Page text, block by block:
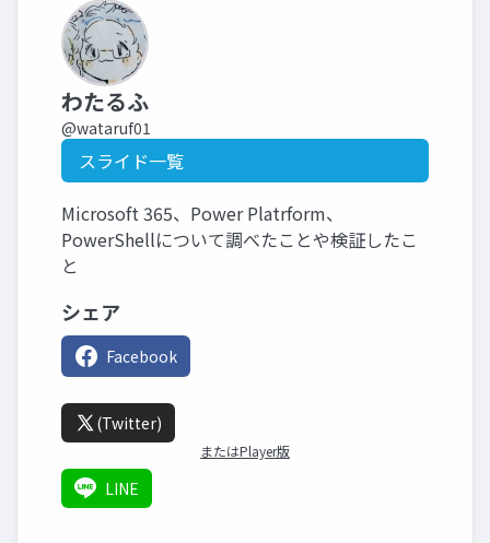
わたるふ
@wataruf01
スライド一覧
Microsoft 365、Power Platrform、
PowerShellについて調べたことや検証したこ
と
シェア
Facebook
(Twitter)
またはPlayer版
LINE